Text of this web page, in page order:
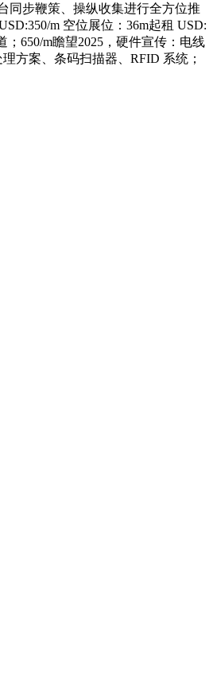
同步鞭策、操纵收集进行全方位推
m 空位展位：36m起租 USD:
650/m瞻望2025，硬件宣传：电线
方案、条码扫描器、RFID 系统；